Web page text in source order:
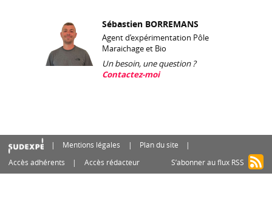
Sébastien BORREMANS
Agent d’expérimentation Pôle
Maraichage et Bio
Un besoin, une question ?
Contactez-moi
Mentions légales
Plan du site
Accès adhérents
Accès rédacteur S’abonner au flux RSS